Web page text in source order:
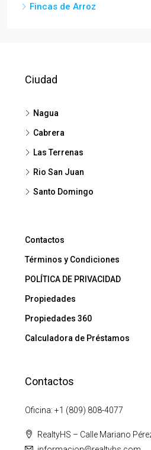
Fincas de Arroz
Ciudad
Nagua
Cabrera
Las Terrenas
Rio San Juan
Santo Domingo
Contactos
Términos y Condiciones
POLÍTICA DE PRIVACIDAD
Propiedades
Propiedades 360
Calculadora de Préstamos
Contactos
Oficina: +1 (809) 808-4077
RealtyHS – Calle Mariano